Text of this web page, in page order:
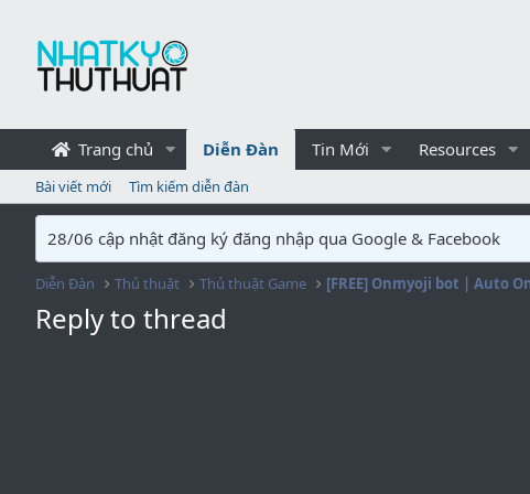
Trang chủ Diễn Đàn Tin Mới Resources
Bài viết mới Tìm kiếm diễn đàn
28/06 cập nhật đăng ký đăng nhập qua Google & Facebook
Diễn Đàn Thủ thuật Thủ thuật Game
Reply to thread